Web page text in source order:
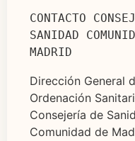
CONTACTO
SANIDAD
MADRID
Dirección General
Ordenación
Consejería de
Comunidad de